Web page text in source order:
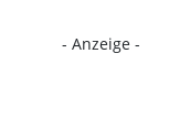
- Anzeige -